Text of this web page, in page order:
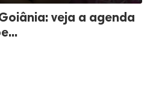
veja a agenda